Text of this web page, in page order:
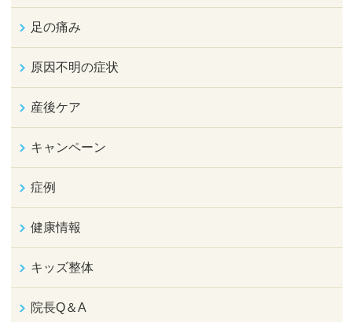
足の痛み
原因不明の症状
産後ケア
キャンペーン
症例
健康情報
キッズ整体
院長Q＆A